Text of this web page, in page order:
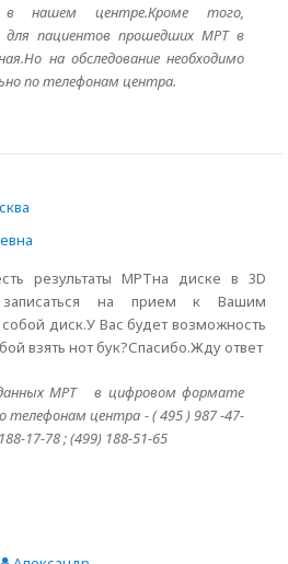
в нашем центре.Кроме того,
для пациентов прошедших МРТ в
на обследование необходимо
по телефонам центра.
результаты МРТна диске в 3D
на прием к Вашим
диск.У Вас будет возможность
взять нот бук?Спасибо.Жду ответ
МРТ в цифровом формате
телефонам центра - ( 495 ) 987 -47-
17-78 ; (499) 188-51-65